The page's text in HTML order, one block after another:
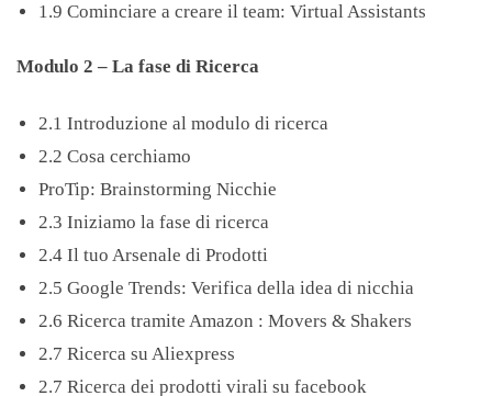
1.9 Cominciare a creare il team: Virtual Assistants
Modulo 2 – La fase di Ricerca
2.1 Introduzione al modulo di ricerca
2.2 Cosa cerchiamo
ProTip: Brainstorming Nicchie
2.3 Iniziamo la fase di ricerca
2.4 Il tuo Arsenale di Prodotti
2.5 Google Trends: Verifica della idea di nicchia
2.6 Ricerca tramite Amazon : Movers & Shakers
2.7 Ricerca su Aliexpress
2.7 Ricerca dei prodotti virali su facebook